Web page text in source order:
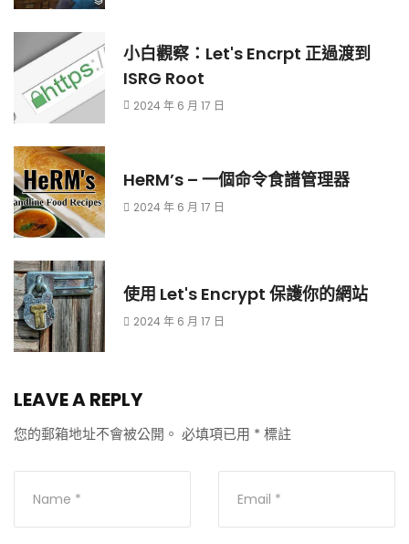
小白觀察：Let's Encrpt 正過渡到
ISRG Root
2024 年 6 月 17 日
HeRM’s – 一個命令食譜管理器
2024 年 6 月 17 日
使用 Let's Encrypt 保護你的網站
2024 年 6 月 17 日
LEAVE A REPLY
您的郵箱地址不會被公開。 必填項已用 * 標註